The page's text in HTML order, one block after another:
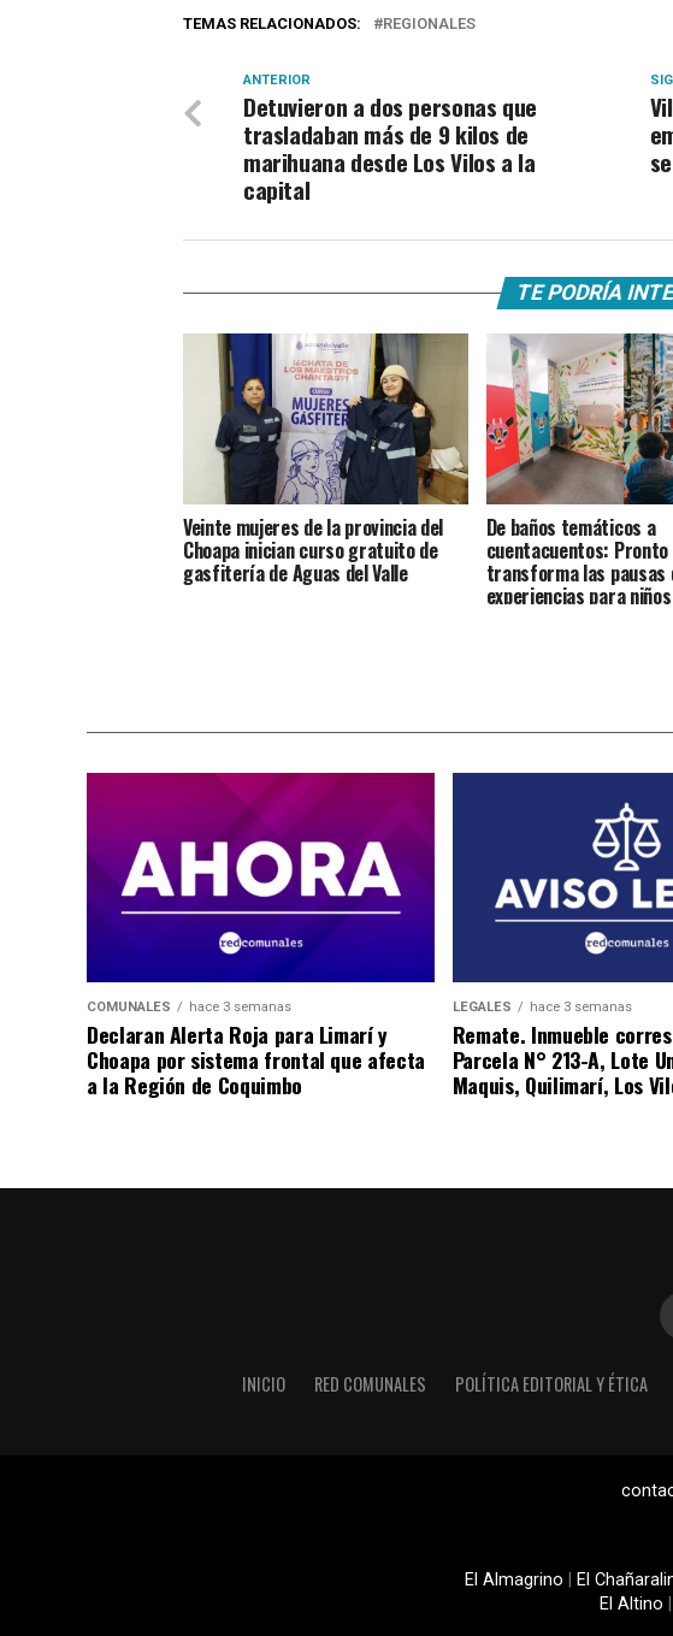
TEMAS RELACIONADOS: REGIONALES
ANTERIOR
Detuvieron a dos personas que
trasladaban más de 9 kilos de
marihuana desde Los Vilos a la
capital
TE PODRÍA
Veinte mujeres de la provincia del
Choapa inician curso gratuito de
gasfitería de Aguas del Valle
De baños temáticos a
cuentacuentos: Pronto
transforma las pausas
experiencias para niños
COMUNALES hace 3 semanas
Declaran Alerta Roja para Limarí y
Choapa por sistema frontal que afecta
a la Región de Coquimbo
LEGALES hace 3 semanas
Remate. Inmueble
Parcela N° 213-A, Lote
Maquis, Quilimarí, Los
INICIO RED COMUNALES POLÍTICA EDITORIAL Y ÉTICA
El Almagrino El
El Altino